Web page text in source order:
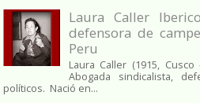
Laura Caller
defensora de
Peru
Laura Caller (1915,
Abogada sindicalista,
políticos. Nació en...